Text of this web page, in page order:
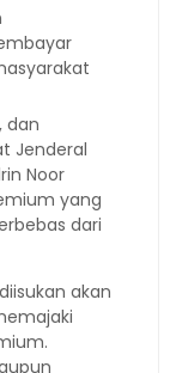
dan
Jenderal
Noor
yang
dari
akan